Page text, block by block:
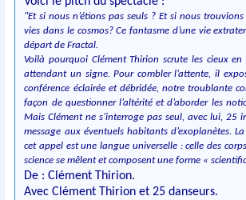
"Et si nous n’étions pas seuls ? Et si nous trouvions
vies dans le cosmos? Ce fantasme d’une vie
départ de Fractal.
Voilà pourquoi Clément Thirion scrute les cieux
attendant un signe. Pour combler l’attente, il
conférence éclairée et débridée, notre troublante
façon de questionner l’altérité et d’aborder les
Mais Clément ne s’interroge pas seul, avec lui, 25
message aux éventuels habitants d’exoplanètes.
cet appel est une langue universelle : celle des
science se mêlent et composent une forme «
De : Clément Thirion.
Avec Clément Thirion et 25 danseurs.